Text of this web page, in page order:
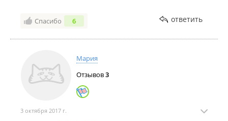
Спасибо 6 ответить
Мария
Отзывов3
3 октября 2017 г.